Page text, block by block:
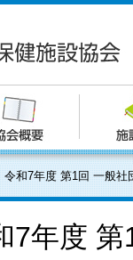
令和7年度 第1回 一般
7年度